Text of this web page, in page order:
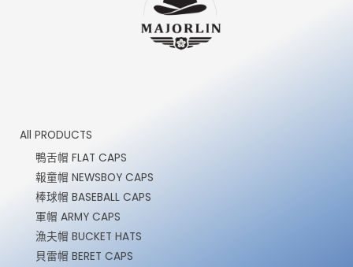
All PRODUCTS
鴨舌帽 FLAT CAPS
報童帽 NEWSBOY CAPS
棒球帽 BASEBALL CAPS
軍帽 ARMY CAPS
漁夫帽 BUCKET HATS
貝雷帽 BERET CAPS